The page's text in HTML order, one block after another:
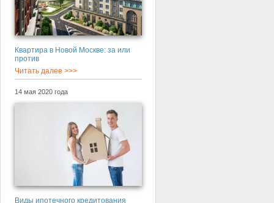
Квартира в Новой Москве: за или
против
Читать далее >>>
14 мая 2020 года
Виды ипотечного кредитования